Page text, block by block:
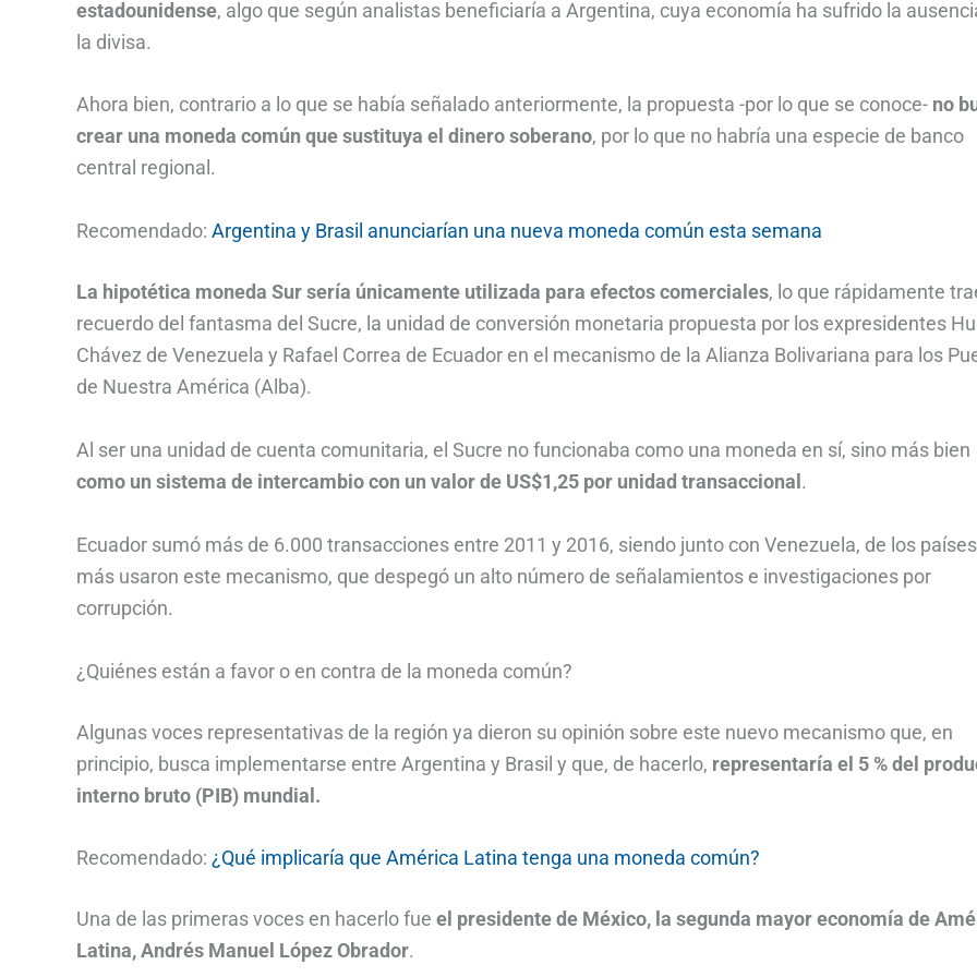
estadounidense, algo que según analistas beneficiaría a Argentina, cuya economía ha sufrido la
la divisa.
Ahora bien, contrario a lo que se había señalado anteriormente, la propuesta -por lo que se conoce- no
crear una moneda común que sustituya el dinero soberano, por lo que no habría una especie de banco
central regional.
Recomendado: Argentina y Brasil anunciarían una nueva moneda común esta semana
La hipotética moneda Sur sería únicamente utilizada para efectos comerciales, lo que rápidamente
recuerdo del fantasma del Sucre, la unidad de conversión monetaria propuesta por los expresidentes
Chávez de Venezuela y Rafael Correa de Ecuador en el mecanismo de la Alianza Bolivariana para los
de Nuestra América (Alba).
Al ser una unidad de cuenta comunitaria, el Sucre no funcionaba como una moneda en sí, sino más bien
como un sistema de intercambio con un valor de US$1,25 por unidad transaccional .
Ecuador sumó más de 6.000 transacciones entre 2011 y 2016, siendo junto con Venezuela, de los
más usaron este mecanismo, que despegó un alto número de señalamientos e investigaciones por
corrupción.
¿Quiénes están a favor o en contra de la moneda común?
Algunas voces representativas de la región ya dieron su opinión sobre este nuevo mecanismo que, en
principio, busca implementarse entre Argentina y Brasil y que, de hacerlo, representaría el 5 % del
interno bruto (PIB) mundial.
Recomendado: ¿Qué implicaría que América Latina tenga una moneda común?
Una de las primeras voces en hacerlo fue el presidente de México, la segunda mayor economía de
Latina, Andrés Manuel López Obrador.